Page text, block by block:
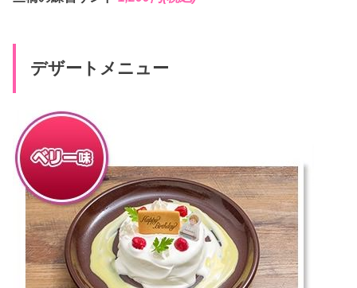
デザートメニュー